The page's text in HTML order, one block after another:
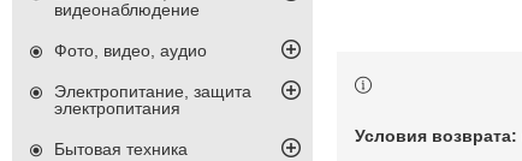
видеонаблюдение
Фото, видео, аудио
Электропитание, защита
электропитания
Бытовая техника